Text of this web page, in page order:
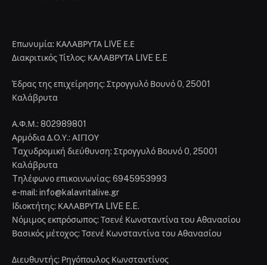
Επωνυμία: ΚΑΛΑΒΡΥΤΑ LIVE Ε.Ε
Διακριτικός Τίτλος: ΚΑΛΑΒΡΥΤΑ LIVE E.E
Έδρας της επιχείρησης: Στρογγυλό Βουνό 0, 25001
Καλάβρυτα
Α.Φ.Μ.: 802989801
Αρμόδια Δ.Ο.Υ.: ΑΙΓΙΟΥ
Tαχυδρομική διεύθυνση: Στρογγυλό Βουνό 0, 25001
Καλάβρυτα
Tηλέφωνο επικοινωνίας: 6945953993
e-mail: info@kalavritalive.gr
Iδιοκτήτης: ΚΑΛΑΒΡΥΤΑ LIVE E.E.
Νόμιμος εκπρόσωπος: Τσενέ Κωνσταντίνα του Αθανασίου
Βασικός μέτοχος: Τσενέ Κωνσταντίνα του Αθανασίου
Διευθυντής: Ρηγόπουλος Κωνσταντίνος